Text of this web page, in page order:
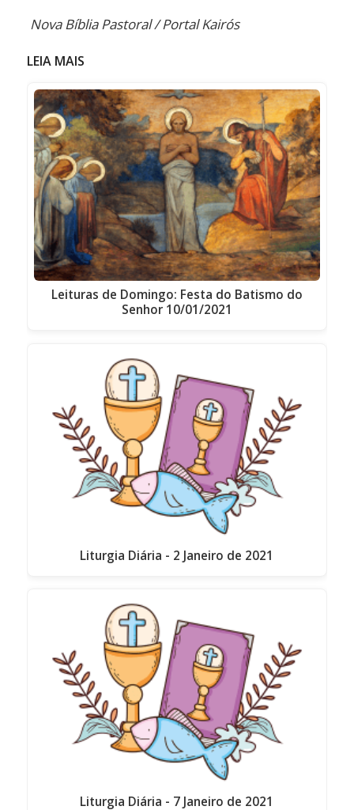
Nova Bíblia Pastoral /Portal Kairós
LEIA MAIS
Leituras de Domingo: Festa do Batismo do
Senhor 10/01/2021
Liturgia Diária - 2 Janeiro de 2021
Liturgia Diária - 7 Janeiro de 2021